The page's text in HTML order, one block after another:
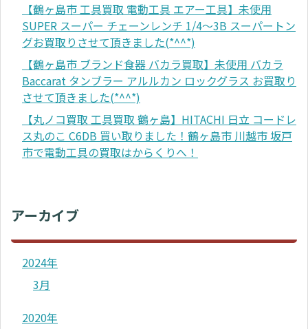
【鶴ヶ島市 工具買取 電動工具 エアー工具】未使用
SUPER スーパー チェーンレンチ 1/4～3B スーパートン
グお買取りさせて頂きました(*^^*)
【鶴ヶ島市 ブランド食器 バカラ買取】未使用 バカラ
Baccarat タンブラー アルルカン ロックグラス お買取り
させて頂きました(*^^*)
【丸ノコ買取 工具買取 鶴ヶ島】HITACHI 日立 コードレ
ス丸のこ C6DB 買い取りました！鶴ヶ島市 川越市 坂戸
市で電動工具の買取はからくりへ！
アーカイブ
2024年
3月
2020年